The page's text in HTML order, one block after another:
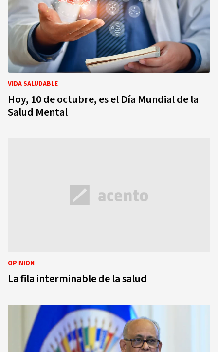
VIDA SALUDABLE
Hoy, 10 de octubre, es el Día Mundial de la
Salud Mental
OPINIÓN
La fila interminable de la salud